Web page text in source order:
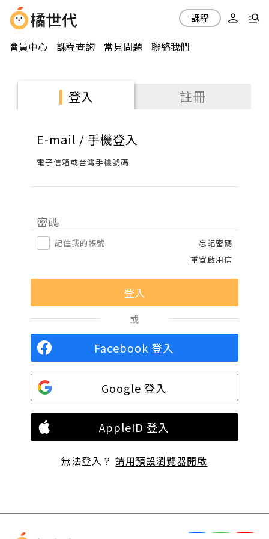
會員中心 課程查詢 常見問題 聯絡我們
課程
登入 註冊
E-mail / 手機登入
電子信箱或台灣手機號碼
密碼
記住我的帳號
忘記密碼
重寄啟用信
或
Facebook 登入
Google 登入
AppleID 登入
無法登入？請用預設瀏覽器開啟